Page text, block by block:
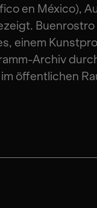
en México),
einem
Archiv
öffentlichen